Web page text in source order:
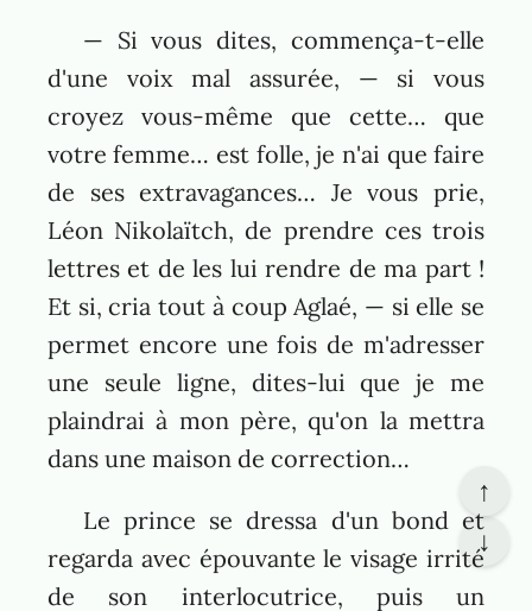
— Si vous dites, commença-t-elle
d'une voix mal assurée, — si vous
croyez vous-même que cette… que
votre femme… est folle, je n'ai que faire
de ses extravagances… Je vous prie,
Léon Nikolaïtch, de prendre ces trois
lettres et de les lui rendre de ma part !
Et si, cria tout à coup Aglaé, — si elle se
permet encore une fois de m'adresser
une seule ligne, dites-lui que je me
plaindrai à mon père, qu'on la mettra
dans une maison de correction…
Le prince se dressa d'un bond et
regarda avec épouvante le visage irrité
de son interlocutrice, puis un
↑
↓